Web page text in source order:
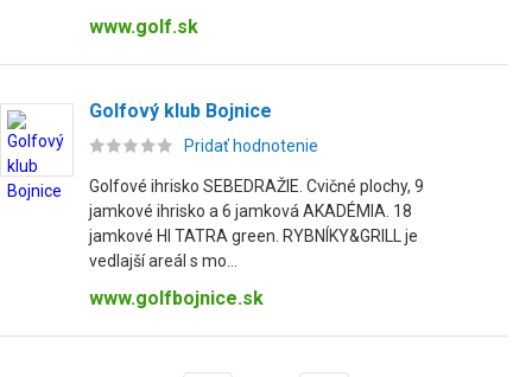
www.golf.sk
Golfový klub Bojnice
Pridať hodnotenie
Golfové ihrisko SEBEDRAŽIE. Cvičné plochy, 9
jamkové ihrisko a 6 jamková AKADÉMIA. 18
jamkové HI TATRA green. RYBNÍKY&GRILL je
vedlajší areál s mo...
www.golfbojnice.sk